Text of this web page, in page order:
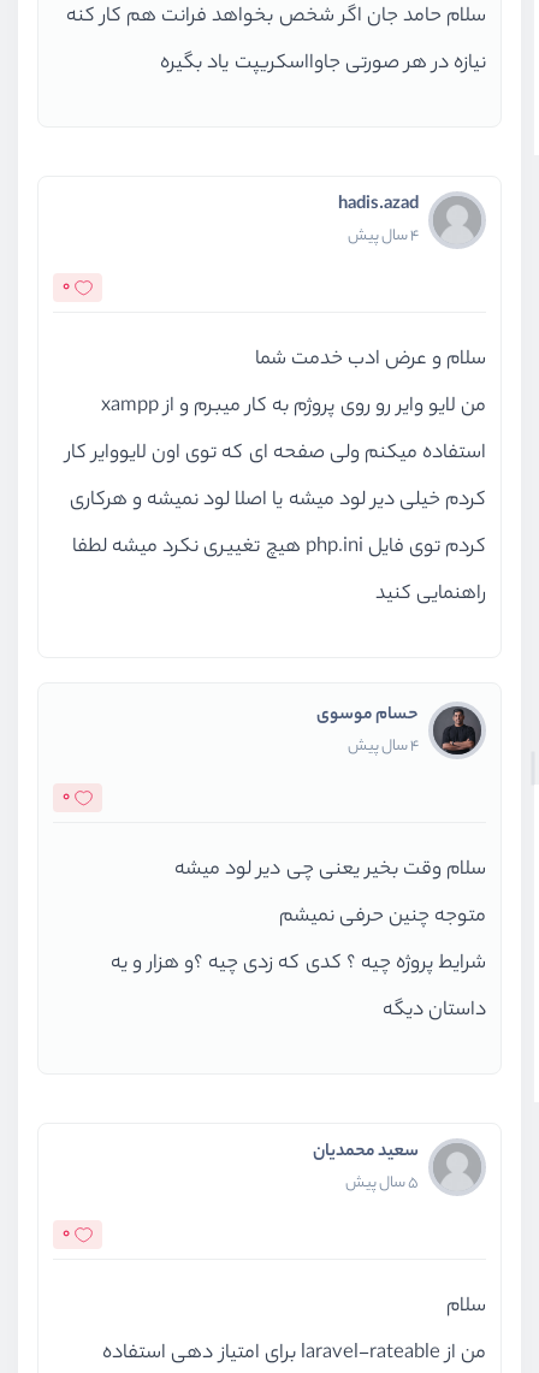
سلام حامد جان اگر شخص بخواهد فرانت هم کار کنه
نیازه در هر صورتی جاوااسکریپت یاد بگیره
hadis.azad
4 سال پیش
0
سلام و عرض ادب خدمت شما
من لایو وایر رو روی پروژم به کار میبرم و از xampp
استفاده میکنم ولی صفحه ای که توی اون لایووایر کار
کردم خیلی دیر لود میشه یا اصلا لود نمیشه و هرکاری
کردم توی فایل php.ini هیچ تغییری نکرد میشه لطفا
راهنمایی کنید
حسام موسوی
4 سال پیش
0
سلام وقت بخیر یعنی چی دیر لود میشه
متوجه چنین حرفی نمیشم
شرایط پروژه چیه ؟ کدی که زدی چیه ؟‌و هزار و یه
داستان دیگه
سعید محمدیان
5 سال پیش
0
سلام
من از laravel-rateable برای امتیاز دهی استفاده